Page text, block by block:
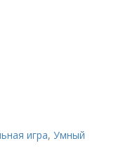
игра,Умный